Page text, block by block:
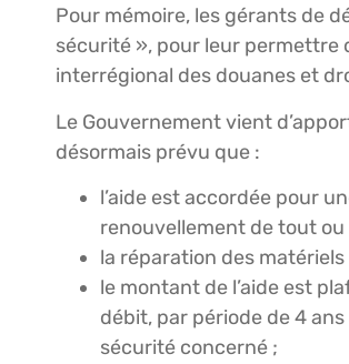
Pour mémoire, les gérants de
sécurité », pour leur permettre
interrégional des douanes et
Le Gouvernement vient
désormais prévu que :
l’aide est accordée pour
renouvellement de tout
la réparation des matériels
le montant de l’aide est
débit, par période de 4
sécurité concerné ;